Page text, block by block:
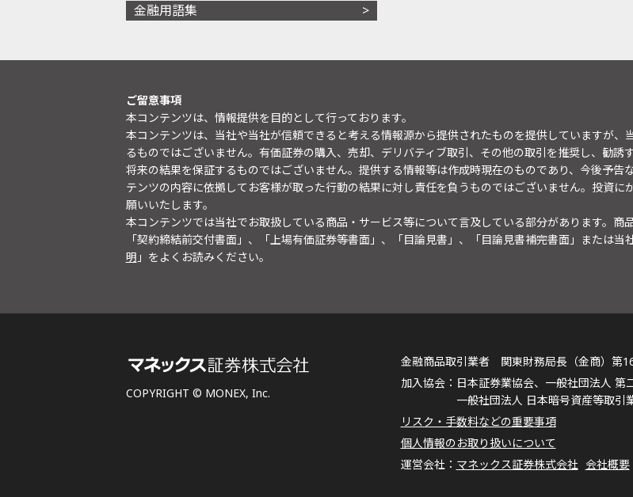
金融用語集
ご留意事項
本コンテンツは、情報提供を目的として行っております。
本コンテンツは、当社や当社が信頼できると考える情報源から提供されたものを提供していますが
るものではございません。有価証券の購入、売却、デリバティブ取引、その他の取引を推奨し、勧誘
将来の結果を保証するものではございません。提供する情報等は作成時現在のものであり、今後予
テンツの内容に依拠してお客様が取った行動の結果に対し責任を負うものではございません。投資
願いいたします。
本コンテンツでは当社でお取扱している商品・サービス等について言及している部分があります。
「契約締結前交付書面」、「上場有価証券等書面」、「目論見書」、「目論見書補完書面」または当
明 」をよくお読みください。
COPYRIGHT © MONEX, Inc.
金融商品取引業者 関東財務局長（金商）第
日本証券業協会、一般社団法人 第
一般社団法人 日本暗号資産等取引
リスク・手数料などの重要事項
個人情報のお取り扱いについて
マネックス証券株式会社 会社概要